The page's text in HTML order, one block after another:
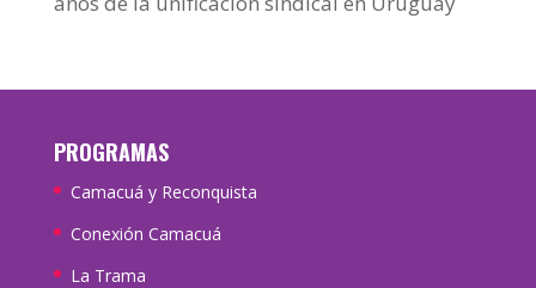
PROGRAMAS
Camacuá y Reconquista
Conexión Camacuá
La Trama